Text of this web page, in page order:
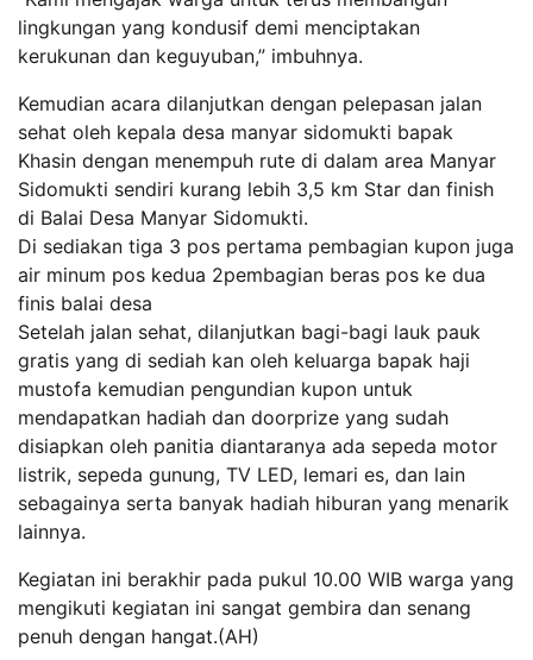
lingkungan yang kondusif demi menciptakan
kerukunan dan keguyuban,” imbuhnya.
Kemudian acara dilanjutkan dengan pelepasan jalan
sehat oleh kepala desa manyar sidomukti bapak
Khasin dengan menempuh rute di dalam area Manyar
Sidomukti sendiri kurang lebih 3,5 km Star dan finish
di Balai Desa Manyar Sidomukti.
Di sediakan tiga 3 pos pertama pembagian kupon juga
air minum pos kedua 2pembagian beras pos ke dua
finis balai desa
Setelah jalan sehat, dilanjutkan bagi-bagi lauk pauk
gratis yang di sediah kan oleh keluarga bapak haji
mustofa kemudian pengundian kupon untuk
mendapatkan hadiah dan doorprize yang sudah
disiapkan oleh panitia diantaranya ada sepeda motor
listrik, sepeda gunung, TV LED, lemari es, dan lain
sebagainya serta banyak hadiah hiburan yang menarik
lainnya.
Kegiatan ini berakhir pada pukul 10.00 WIB warga yang
mengikuti kegiatan ini sangat gembira dan senang
penuh dengan hangat.(AH)